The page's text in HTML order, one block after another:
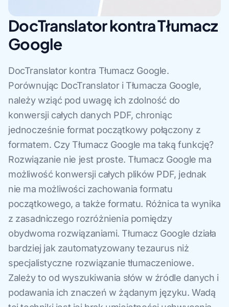
DocTranslator kontra Tłumacz
Google
DocTranslator kontra Tłumacz Google.
Porównując DocTranslator i Tłumacza Google,
należy wziąć pod uwagę ich zdolność do
konwersji całych danych PDF, chroniąc
jednocześnie format początkowy połączony z
formatem. Czy Tłumacz Google ma taką funkcję?
Rozwiązanie nie jest proste. Tłumacz Google ma
możliwość konwersji całych plików PDF, jednak
nie ma możliwości zachowania formatu
początkowego, a także formatu. Różnica ta wynika
z zasadniczego rozróżnienia pomiędzy
obydwoma rozwiązaniami. Tłumacz Google działa
bardziej jak zautomatyzowany tezaurus niż
specjalistyczne rozwiązanie tłumaczeniowe.
Zależy to od wyszukiwania słów w źródle danych i
podawania ich znaczeń w żądanym języku. Wadą